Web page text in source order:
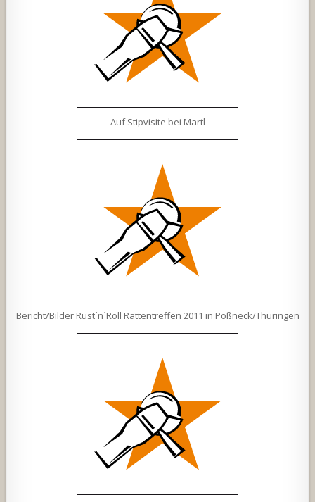
Auf Stipvisite bei Martl
Bericht/Bilder Rust´n´Roll Rattentreffen 2011 in Pößneck/Thüringen